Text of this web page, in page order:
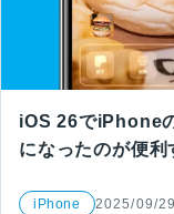
iOS 26でiPhone
になったのが便利
iPhone 2025/09/29